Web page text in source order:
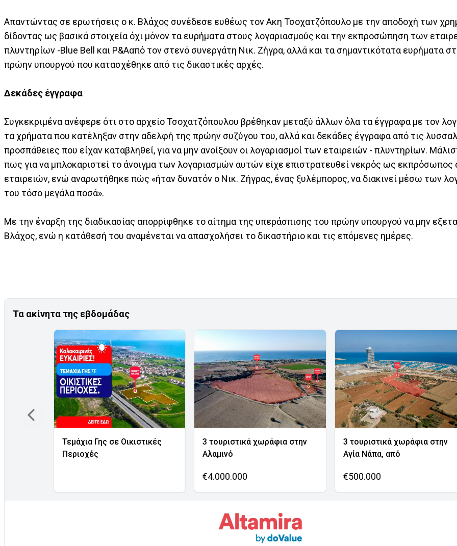
Απαντώντας σε ερωτήσεις ο κ. Βλάχος συνέδεσε ευθέως τον Ακη Τσοχατζόπουλο με την αποδοχή των
δίδοντας ως βασικά στοιχεία όχι μόνον τα ευρήματα στους λογαριασμούς και την εκπροσώπηση των
πλυντηρίων -Blue Bell και P&Aαπό τον στενό συνεργάτη Νικ. Ζήγρα, αλλά και τα σημαντικότατα ευρήματα
πρώην υπουργού που κατασχέθηκε από τις δικαστικές αρχές.
Δεκάδες έγγραφα
Συγκεκριμένα ανέφερε ότι στο αρχείο Τσοχατζόπουλου βρέθηκαν μεταξύ άλλων όλα τα έγγραφα με τον
τα χρήματα που κατέληξαν στην αδελφή της πρώην συζύγου του, αλλά και δεκάδες έγγραφα από τις
προσπάθειες που είχαν καταβληθεί, για να μην ανοίξουν οι λογαριασμοί των εταιρειών - πλυντηρίων.
πως για να μπλοκαριστεί το άνοιγμα των λογαριασμών αυτών είχε επιστρατευθεί νεκρός ως
εταιρειών, ενώ αναρωτήθηκε πώς «ήταν δυνατόν ο Νικ. Ζήγρας, ένας ξυλέμπορος, να διακινεί μέσω των
του τόσο μεγάλα ποσά».
Με την έναρξη της διαδικασίας απορρίφθηκε το αίτημα της υπεράσπισης του πρώην υπουργού να μην
Βλάχος, ενώ η κατάθεσή του αναμένεται να απασχολήσει το δικαστήριο και τις επόμενες ημέρες.
Τα ακίνητα της εβδομάδας
Τεμάχια Γης σε Οικιστικές
Περιοχές
3 τουριστικά χωράφια στην
Αλαμινό
€4.000.000
3 τουριστικά χωράφια στην
Αγία Νάπα, από
€500.000